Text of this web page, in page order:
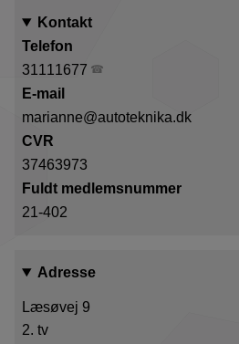
Kontakt
Telefon
31111677
E-mail
marianne@autoteknika.dk
CVR
37463973
Fuldt medlemsnummer
21-402
Adresse
Læsøvej 9
2. tv